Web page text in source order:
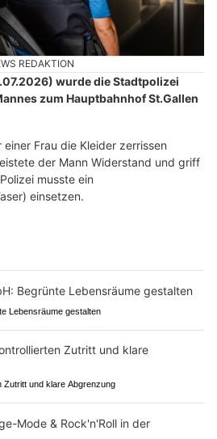
REDAKTION
wurde die Stadtpolizei
zum Hauptbahnhof St.Gallen
Frau die Kleider zerrissen
der Mann Widerstand und griff
musste ein
einsetzen.
Lebensräume gestalten
und klare Abgrenzung